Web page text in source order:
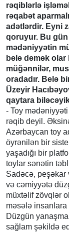
rəqiblərlə
rəqabət
adətlərdir. Eyni
qoruyur. Bu
mədəniyyətin
belə demək
müğənnilər,
oradadır. Belə
Üzeyir
qaytara
- Toy
rəqib deyil.
Azərbaycan toy
öyrənilən bir
yaşadığı bir
toylar sənətin
Sadəcə,
və cəmiyyətə
müxtəlif zövqlər
məsələ insanlara
Düzgün
sağlam şəkildə